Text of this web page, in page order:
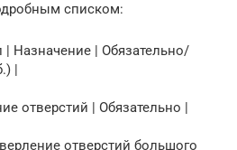
списком:
Назначение | Обязательно/
|
отверстий | Обязательно |
отверстий большого